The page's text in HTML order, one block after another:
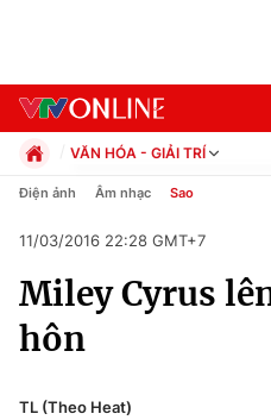
Chuyên mục
Chính trị
VĂN HÓA - GIẢI TRÍ
Chính trị
Pháp luật
Kinh tế
Thể thao
Truyền hình
Y tế
Điện ảnh Âm nhạc Sao
11/03/2016 22:28 GMT+7
Miley Cyrus
hôn
TL (Theo Heat)